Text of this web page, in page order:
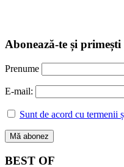
Abonează-te și
Prenume
E-mail:
Sunt de acord cu termenii
BEST OF